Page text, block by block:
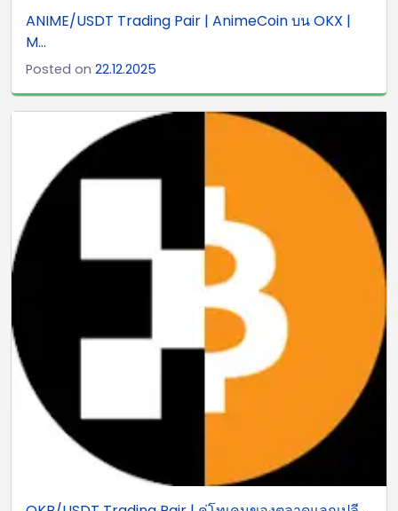
ANIME/USDT Trading Pair | AnimeCoin บน OKX |
M...
Posted on 22.12.2025